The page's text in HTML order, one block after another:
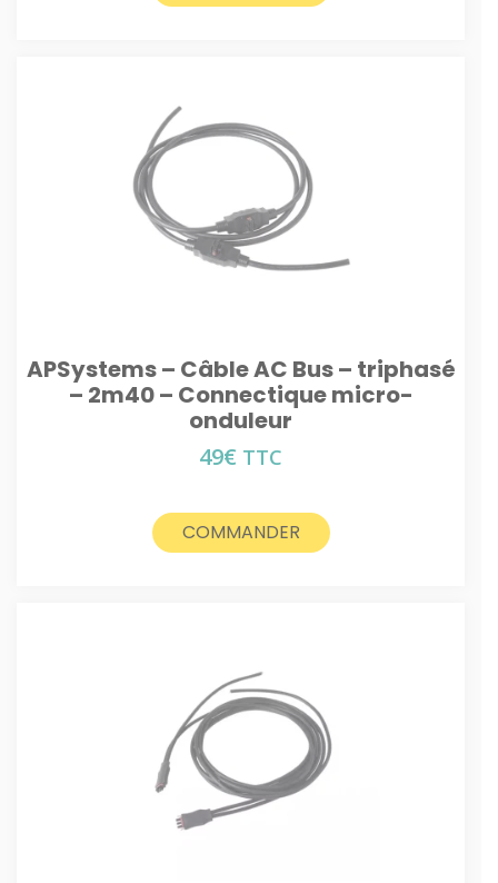
APSystems – Câble AC Bus – triphasé
– 2m40 – Connectique micro-
onduleur
49€ TTC
COMMANDER